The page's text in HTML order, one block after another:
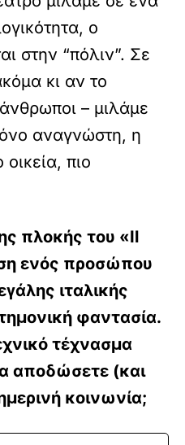
ο
στην “πόλιν”. Σε
κι αν το
– μιλάμε
αναγνώστη, η
πιο
πλοκής του «Il
ενός προσώπου
ιταλικής
φαντασία.
τέχνασμα
αποδώσετε (και
κοινωνία;